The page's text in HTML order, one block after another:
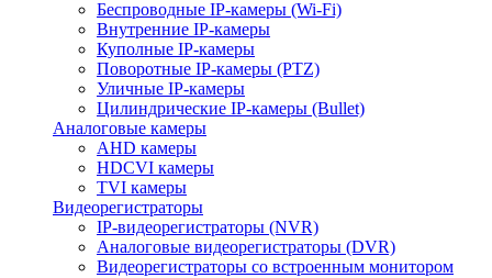
Беспроводные IP-камеры (Wi-Fi)
Внутренние IP-камеры
Куполные IP-камеры
Поворотные IP-камеры (PTZ)
Уличные IP-камеры
Цилиндрические IP-камеры (Bullet)
Аналоговые камеры
AHD камеры
HDCVI камеры
TVI камеры
Видеорегистраторы
IP-видеорегистраторы (NVR)
Аналоговые видеорегистраторы (DVR)
Видеорегистраторы со встроенным монитором